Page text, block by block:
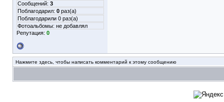
Сообщений: 3
Поблагодарил: 0 раз(а)
Поблагодарили 0 раз(а)
Фотоальбомы: не добавлял
Репутация: 0
Нажмите здесь, чтобы написать комментарий к этому сообщению